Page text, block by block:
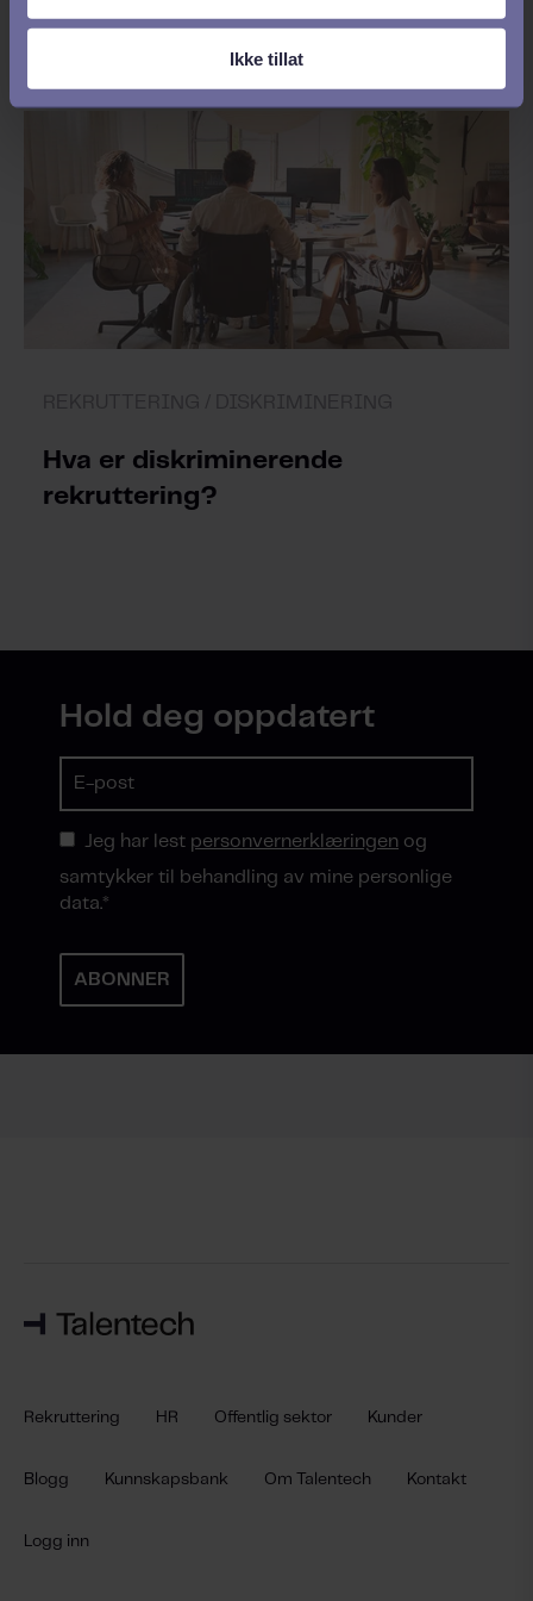
Ikke tillat
fungere i praksis?
Hva er diskriminerende
rekruttering?
Hold deg oppdatert
Jeg har lest personvernerklæringen og
samtykker til behandling av mine personlige
data.*
Rekruttering HR Offentlig sektor Kunder
Blogg Kunnskapsbank Om Talentech Kontakt
Logg inn